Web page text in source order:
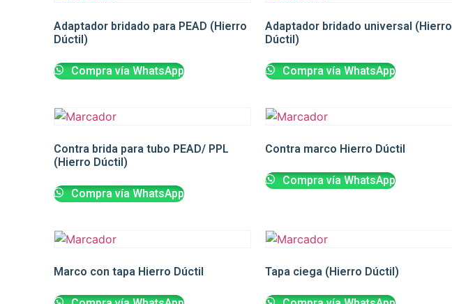
Adaptador bridado para PEAD (Hierro
Dúctil)
Compra vía WhatsApp
Adaptador bridado universal (Hierro
Dúctil)
Compra vía WhatsApp
Contra brida para tubo PEAD/ PPL
(Hierro Dúctil)
Compra vía WhatsApp
Contra marco Hierro Dúctil
Compra vía WhatsApp
Marco con tapa Hierro Dúctil Tapa ciega (Hierro Dúctil)